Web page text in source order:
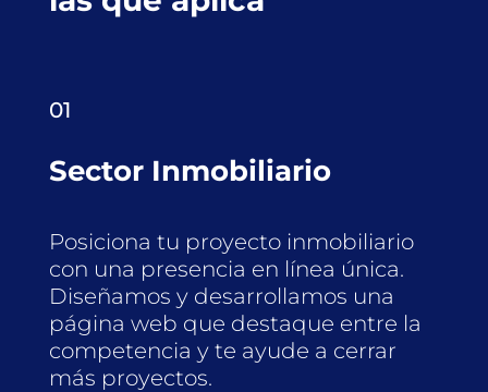
01
Sector Inmobiliario
Posiciona tu proyecto inmobiliario
con una presencia en línea única.
Diseñamos y desarrollamos una
página web que destaque entre la
competencia y te ayude a cerrar
más proyectos.